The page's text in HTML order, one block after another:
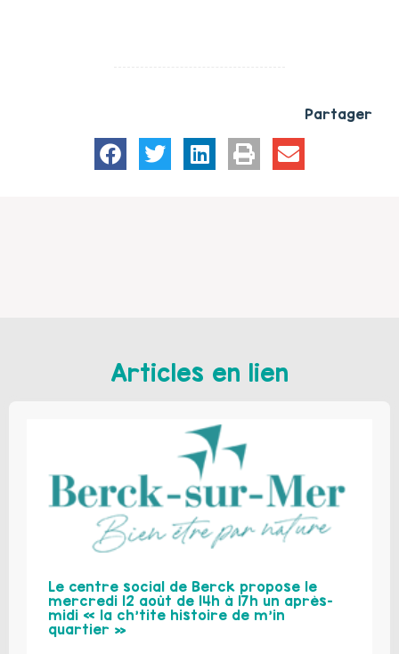
Partager
Articles en lien
Le centre social de Berck propose le
mercredi 12 août de 14h à 17h un après-
midi « la ch’tite histoire de m’in
quartier »